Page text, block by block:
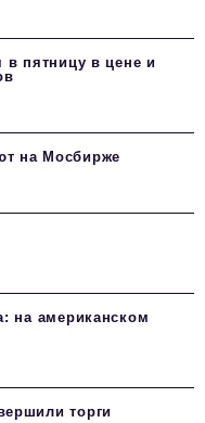
в пятницу в цене и
на Мосбирже
на американском
торги